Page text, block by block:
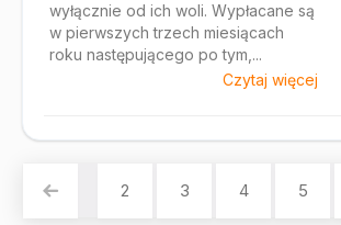
wyłącznie od ich woli. Wypłacane są
w pierwszych trzech miesiącach
roku następującego po tym,...
Czytaj więcej
2 3 4 5